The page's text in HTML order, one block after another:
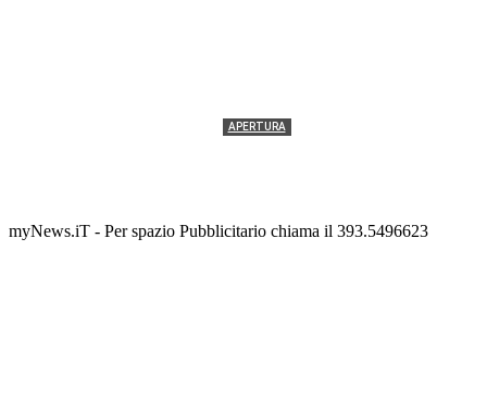
APERTURA
myNews.iT - Per spazio Pubblicitario chiama il 393.5496623